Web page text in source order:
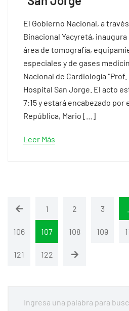
El Gobierno Nacional, a
Binacional Yacyretá, inaugura
área de tomografía,
especiales y de gases
Nacional de Cardiología ¨Prof.
Hospital San Jorge. El acto
7:15 y estará encabezado por
República, Mario […]
Leer Más
1 2 3
106 107 108 109
121 122